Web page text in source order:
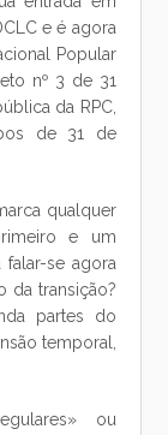
e é agora
Popular
nº 3 de 31
da RPC,
de 31 de
qualquer
e um
se agora
transição?
partes do
temporal,
ou